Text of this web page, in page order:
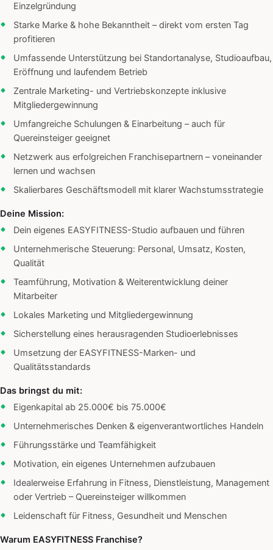
Einzelgründung
Starke Marke & hohe Bekanntheit – direkt vom ersten Tag
profitieren
Umfassende Unterstützung bei Standortanalyse, Studioaufbau,
Eröffnung und laufendem Betrieb
Zentrale Marketing- und Vertriebskonzepte inklusive
Mitgliedergewinnung
Umfangreiche Schulungen & Einarbeitung – auch für
Quereinsteiger geeignet
Netzwerk aus erfolgreichen Franchisepartnern – voneinander
lernen und wachsen
Skalierbares Geschäftsmodell mit klarer Wachstumsstrategie
Deine Mission:
Dein eigenes EASYFITNESS-Studio aufbauen und führen
Unternehmerische Steuerung: Personal, Umsatz, Kosten,
Qualität
Teamführung, Motivation & Weiterentwicklung deiner
Mitarbeiter
Lokales Marketing und Mitgliedergewinnung
Sicherstellung eines herausragenden Studioerlebnisses
Umsetzung der EASYFITNESS-Marken- und
Qualitätsstandards
Das bringst du mit:
Eigenkapital ab 25.000€ bis 75.000€
Unternehmerisches Denken & eigenverantwortliches Handeln
Führungsstärke und Teamfähigkeit
Motivation, ein eigenes Unternehmen aufzubauen
Idealerweise Erfahrung in Fitness, Dienstleistung, Management
oder Vertrieb – Quereinsteiger willkommen
Leidenschaft für Fitness, Gesundheit und Menschen
Warum EASYFITNESS Franchise?